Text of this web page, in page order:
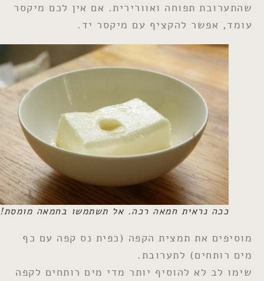
שהתערובת תפוחה ואוורירית. אם אין לכם מיקסר
עומד, אפשר להקציף עם מיקסר יד.
ככה נראית חמאה רכה. אל תשתמשו בחמאה מומסת!
מוסיפים את תמצית הקפה (כפית נס קפה עם כף
מים רותחים) לתערובת.
שימו לב לא להוסיף יותר מדי מים רותחים לקפה